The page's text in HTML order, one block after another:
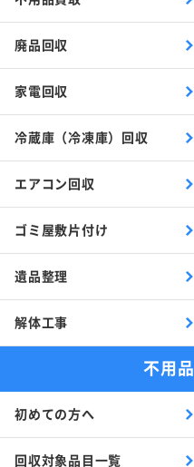
廃品回収
家電回収
冷蔵庫（冷凍庫）回収
エアコン回収
ゴミ屋敷片付け
遺品整理
解体工事
不用
初めての方へ
回収対象品目一覧